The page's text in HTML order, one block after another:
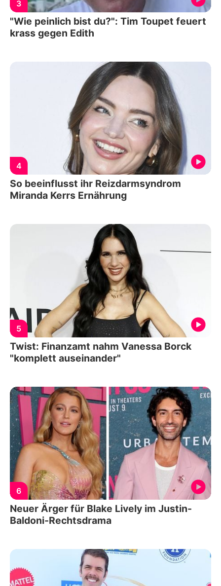
3
"Wie peinlich bist du?": Tim Toupet feuert
krass gegen Edith
4
So beeinflusst ihr Reizdarmsyndrom
Miranda Kerrs Ernährung
5
Twist: Finanzamt nahm Vanessa Borck
"komplett auseinander"
6
Neuer Ärger für Blake Lively im Justin-
Baldoni-Rechtsdrama